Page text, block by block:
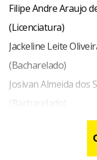
Filipe Andre Araujo
(Licenciatura)
Jackeline Leite
(Bacharelado)
Josivan Almeida dos
(Bacharelado)
Luana Gomide
Luana Ramos